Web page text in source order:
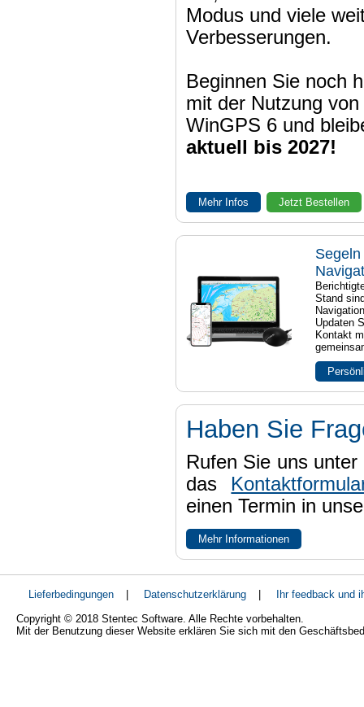
Modus und viele
Verbesserungen.
Beginnen Sie noch
mit der Nutzung von
WinGPS 6 und
aktuell bis 2027!
Mehr Infos Jetzt Bestellen
Stand
Updaten
Kontakt
Haben Sie
Rufen Sie uns
das
einen Termin in
Mehr Informationen
Lieferbedingungen | Datenschutzerklärung |
Ihr feedback und
Copyright © 2018 Stentec Software. Alle Rechte vorbehalten.
Mit der Benutzung dieser Website erklären Sie sich mit den